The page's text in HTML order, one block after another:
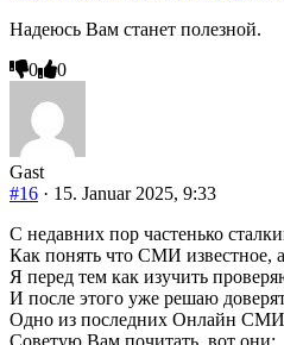
Надеюсь Вам станет полезной.
Anklicken
für
Daumen
nach
unten.
0
Anklicken
für
Daumen
nach
oben.
0
Gast
#16 · 15. Januar 2025, 9:33
С недавних пор частенько
Как понять что СМИ известное,
Я перед тем как изучить
И после этого уже решаю
Одно из последних Онлайн СМИ,
Советую Вам почитать, вот они: